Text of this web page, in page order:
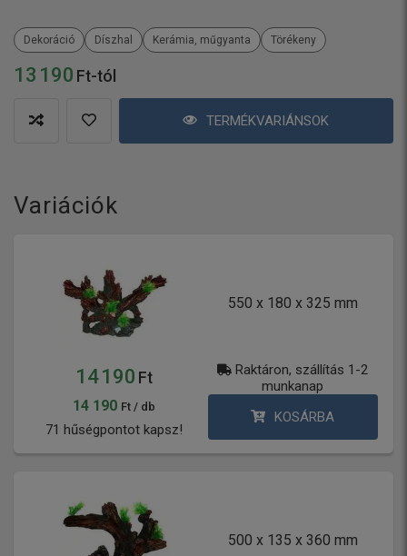
13 190 Ft-tól
TERMÉKVARIÁNSOK
Dekoráció Díszhal Kerámia, műgyanta Törékeny
Variációk
550 x 180 x 325 mm
14 190 Ft
14 190 Ft / db
71 hűségpontot kapsz!
Raktáron, szállítás 1-2
munkanap
KOSÁRBA
500 x 135 x 360 mm